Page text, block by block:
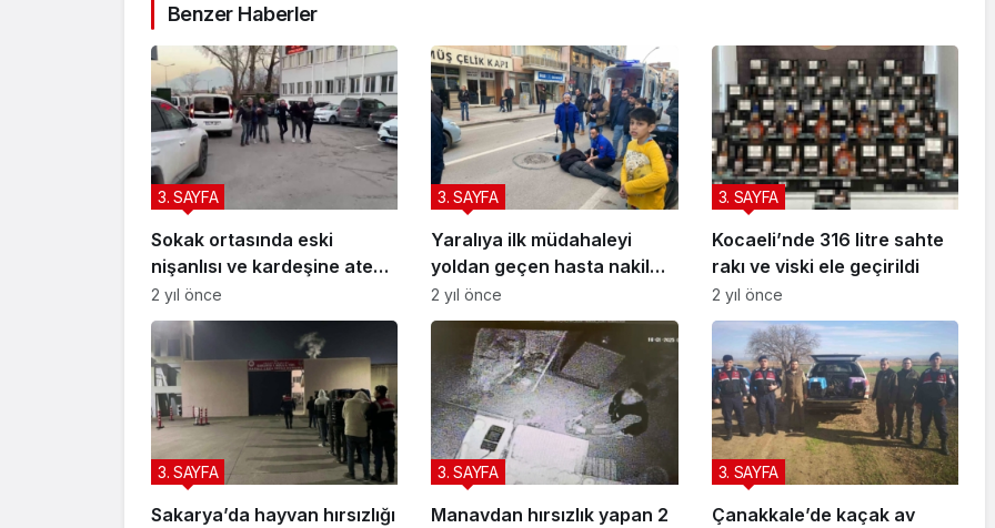
Benzer Haberler
Sokak ortasında eski
nişanlısı ve kardeşine ateş
açmıştı: Pompalı tüfekle
yakalandı
3. SAYFA
2 yıl önce
Yaralıya ilk müdahaleyi
yoldan geçen hasta nakil
ambulansı ekipleri yaptı
3. SAYFA
2 yıl önce
Kocaeli’nde 316 litre sahte
rakı ve viski ele geçirildi
3. SAYFA
2 yıl önce
Sakarya’da hayvan hırsızlığı
3. SAYFA
Manavdan hırsızlık yapan 2
3. SAYFA
Çanakkale’de kaçak av
3. SAYFA